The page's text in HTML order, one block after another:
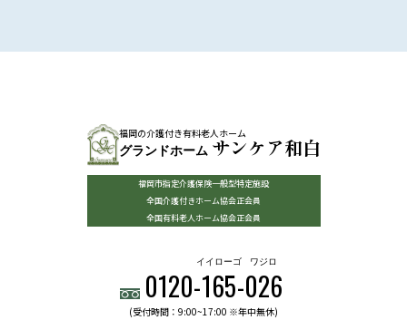
福岡の介護付き有料老人ホーム
グランドホーム サンケア和白
福岡市指定介護保険一般型特定施設
全国介護付きホーム協会正会員
全国有料老人ホーム協会正会員
0120-165
イイローゴ
-026
ワジロ
(受付時間：9:00~17:00 ※年中無休)